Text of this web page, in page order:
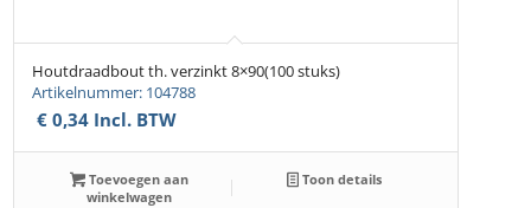
Houtdraadbout th. verzinkt 8×90(100 stuks)
Artikelnummer: 104788
€ 0,34 Incl. BTW
Toevoegen aan
winkelwagen
Toon details